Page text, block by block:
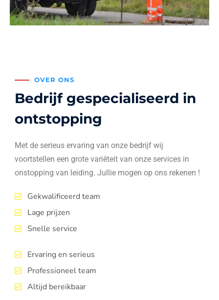
OVER ONS
Bedrijf gespecialiseerd in
ontstopping
Met de serieus ervaring van onze bedrijf wij
voortstellen een grote variëteit van onze services in
onstopping van leiding. Jullie mogen op ons rekenen !
Gekwalificeerd team
Lage prijzen
Snelle service
Ervaring en serieus
Professioneel team
Altijd bereikbaar